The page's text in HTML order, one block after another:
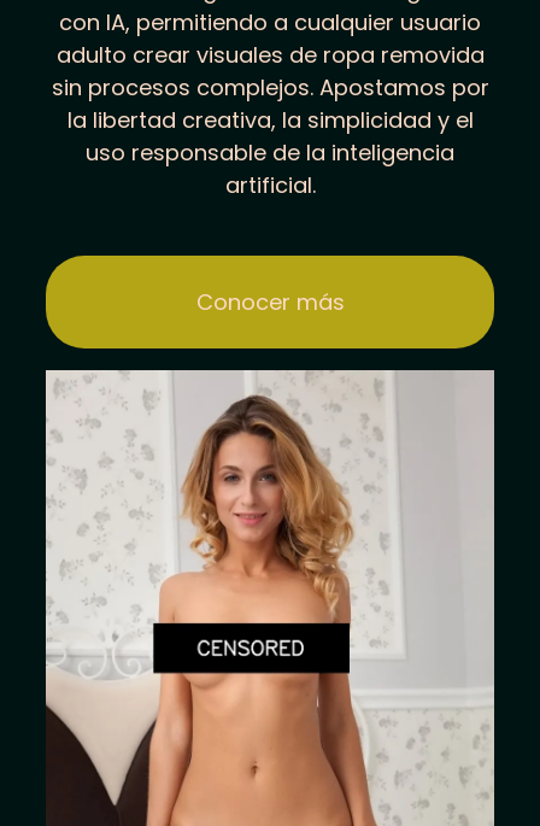
con IA, permitiendo a cualquier usuario
adulto crear visuales de ropa removida
sin procesos complejos. Apostamos por
la libertad creativa, la simplicidad y el
uso responsable de la inteligencia
artificial.
Conocer más